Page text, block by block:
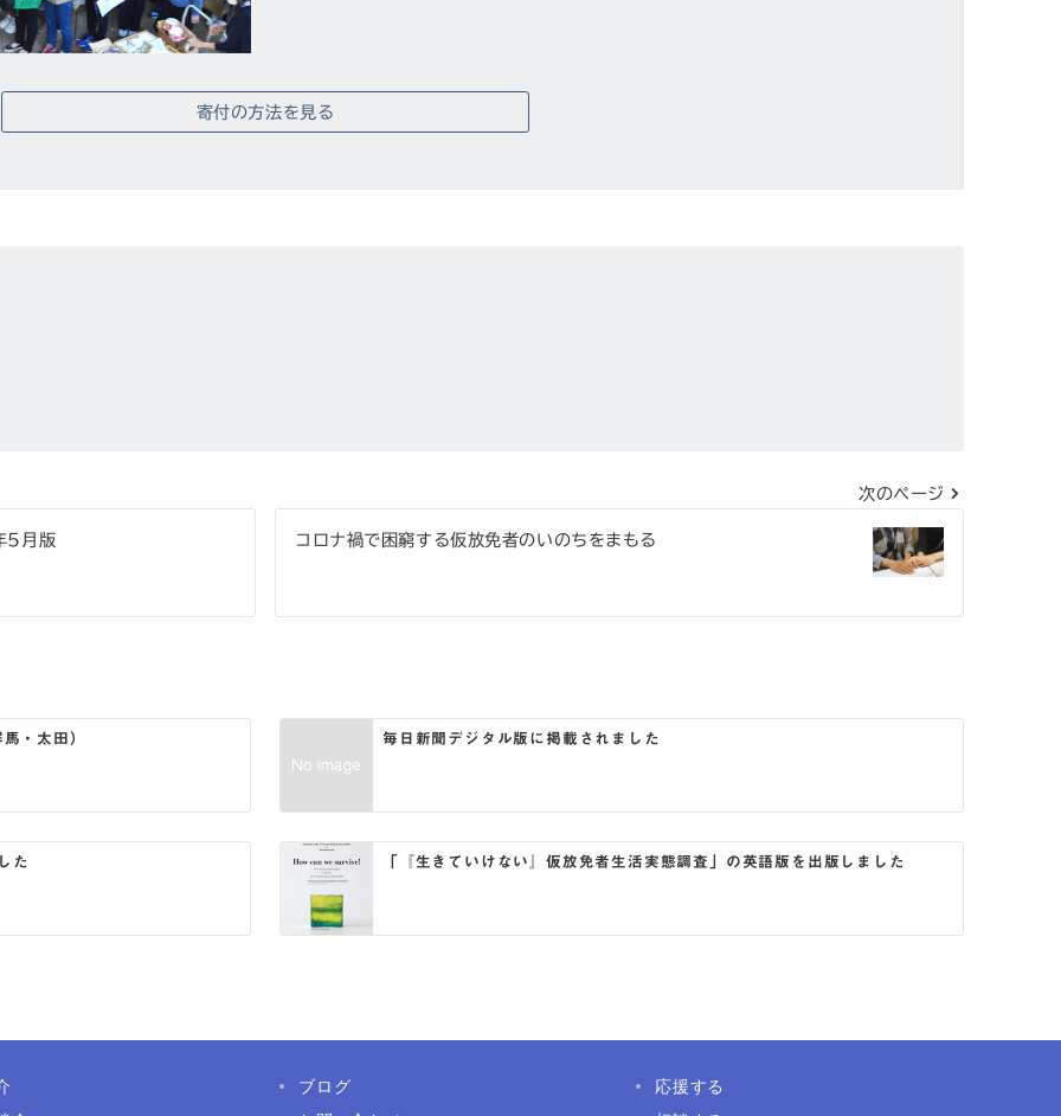
寄付の方法を見る
5月版
次のページ
コロナ禍で困窮する仮放免者のいのちをまもる
・太田） 毎日新聞デジタル版に掲載されました
た 「『生きていけない』仮放免者生活実態調査」の英語版を出版しました
ブログ
応援する